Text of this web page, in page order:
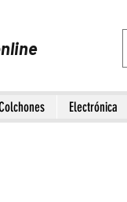
Electrónica